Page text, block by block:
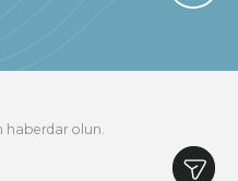
haberdar olun.